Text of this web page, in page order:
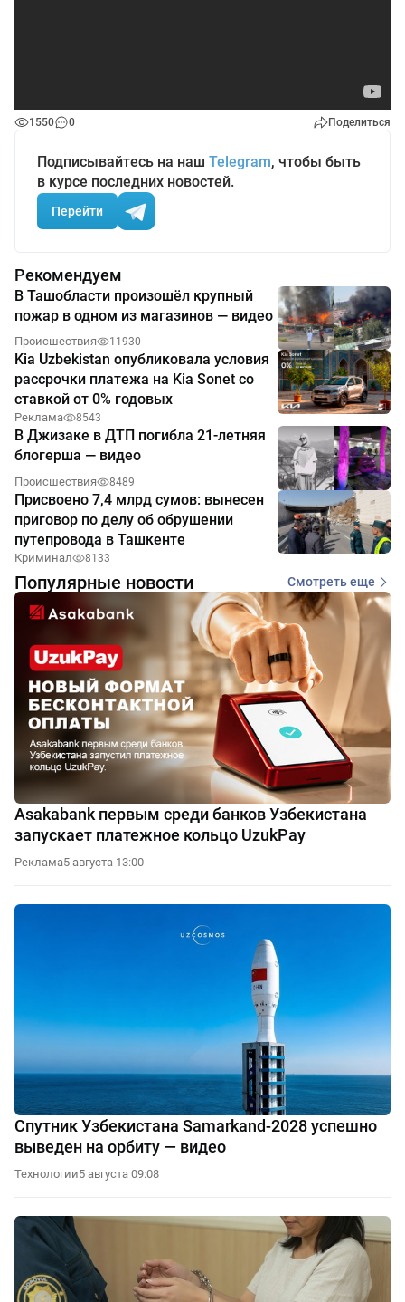
1550 0 Поделиться
Подписывайтесь на наш Telegram, чтобы быть
в курсе последних новостей.
Перейти
Рекомендуем
В Ташобласти произошёл крупный
пожар в одном из магазинов — видео
Происшествия 11930
Kia Uzbekistan опубликовала условия
рассрочки платежа на Kia Sonet со
ставкой от 0% годовых
Реклама 8543
В Джизаке в ДТП погибла 21-летняя
блогерша — видео
Происшествия 8489
Присвоено 7,4 млрд сумов: вынесен
приговор по делу об обрушении
путепровода в Ташкенте
Криминал 8133
Популярные новости Смотреть еще
Asakabank первым среди банков Узбекистана
запускает платежное кольцо UzukPay
Реклама5 августа 13:00
Спутник Узбекистана Samarkand-2028 успешно
выведен на орбиту — видео
Технологии5 августа 09:08